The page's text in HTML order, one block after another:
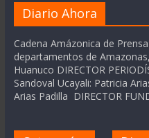
Diario Ahora
Cadena Amázonica de
departamentos de
Huanuco DIRECTOR
Sandoval Ucayali: Patricia
Arias Padilla DIRECTOR